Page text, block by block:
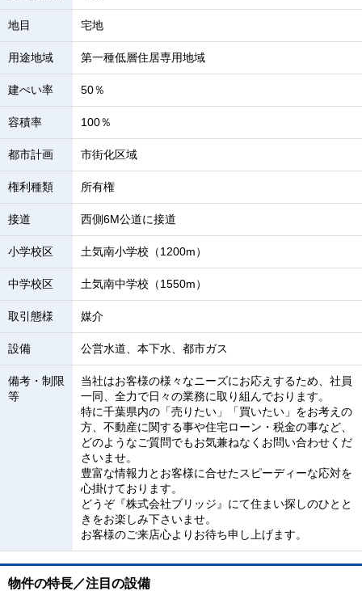
地目 宅地
用途地域 第一種低層住居専用地域
建ぺい率 50％
容積率 100％
都市計画 市街化区域
権利種類 所有権
接道 西側6M公道に接道
小学校区 土気南小学校（1200m）
中学校区 土気南中学校（1550m）
取引態様 媒介
設備 公営水道、本下水、都市ガス
備考・制限
等
当社はお客様の様々なニーズにお応えするため、社員
一同、全力で日々の業務に取り組んでおります。
特に千葉県内の「売りたい」「買いたい」をお考えの
方、不動産に関する事や住宅ローン・税金の事など、
どのようなご質問でもお気兼ねなくお問い合わせくだ
さいませ。
豊富な情報力とお客様に合せたスピーディーな応対を
心掛けております。
どうぞ『株式会社ブリッジ』にて住まい探しのひとと
きをお楽しみ下さいませ。
お客様のご来店心よりお待ち申し上げます。
物件の特長／注目の設備